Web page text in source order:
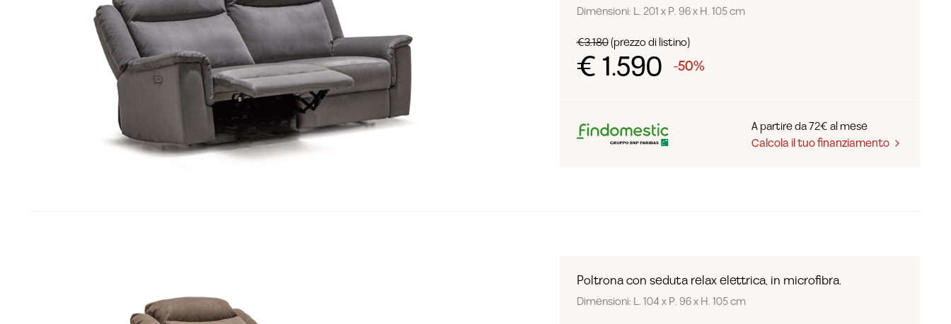
Dimensioni: L. 201 x P. 96 x H. 105 cm
€3.180(prezzo di listino)
€ 1.590 -50%
A partire da 72€ al mese
Calcola il tuo finanziamento
Poltrona con seduta relax elettrica, in microfibra.
Dimensioni: L. 104 x P. 96 x H. 105 cm